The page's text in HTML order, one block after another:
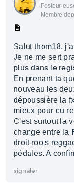
Membre
Salut thom18,
Je ne me sert
plus dans le
En prenant ta
nouveau les
dépoussière la
mieux pour du
C'est surtout la
change entre la
droit roots
pédales. A
signaler